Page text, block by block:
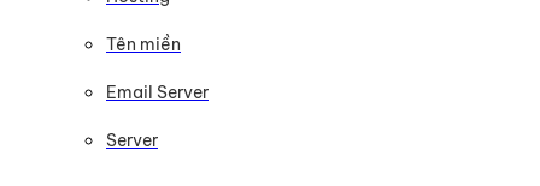
Tên miền
Email Server
Server